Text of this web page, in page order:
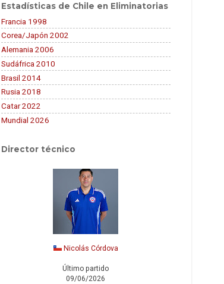
Estadísticas de Chile en Eliminatorias
Francia 1998
Corea/Japón 2002
Alemania 2006
Sudáfrica 2010
Brasil 2014
Rusia 2018
Catar 2022
Mundial 2026
Director técnico
Nicolás Córdova
Último partido
09/06/2026